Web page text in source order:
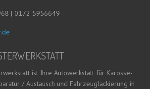
| 0172 5956649
ist Ihre Auto­werk­statt für Karos­se­
/ Aus­tausch und Fahr­zeug­la­ckie­rung in